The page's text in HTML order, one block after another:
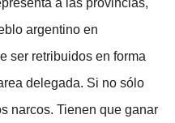
a las provincias,
argentino en
ser retribuidos en forma
delegada. Si no sólo
narcos. Tienen que ganar